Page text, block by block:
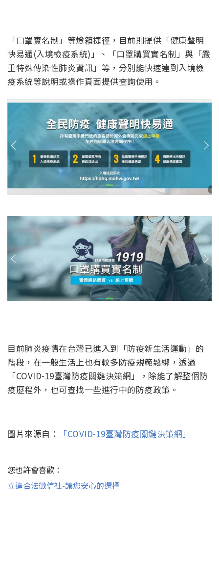
「口罩實名制」等燈箱捷徑，目前則提供「健康聲明
快易通(入境檢疫系統)」、「口罩購買實名制」與「嚴
重特殊傳染性肺炎資訊」等，分別能快速連到入境檢
疫系統等說明或操作頁面提供查詢使用。
目前肺炎疫情在台灣已進入到「防疫新生活運動」的
階段，在一般生活上也有較多防疫規範鬆綁，透過
「COVID-19臺灣防疫關鍵決策網」，除能了解整個防
疫歷程外，也可查找一些進行中的防疫政策。
圖片來源自： 「COVID-19臺灣防疫關鍵決策網」
您也許會喜歡：
立達合法徵信社-讓您安心的選擇